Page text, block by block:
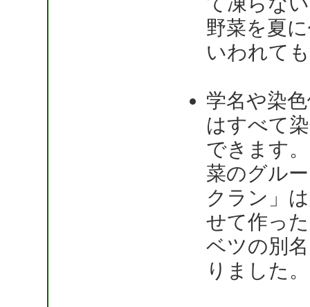
野菜を夏
いわれて
学名や染
はすべて
できます
菜のグル
クラン」
せて作っ
ベツの別
りました。